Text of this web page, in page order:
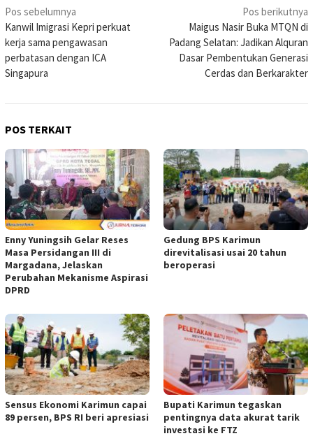
Navigasi
pos
Pos sebelumnya
Kanwil Imigrasi Kepri perkuat
kerja sama pengawasan
perbatasan dengan ICA
Singapura
Pos berikutnya
Maigus Nasir Buka MTQN di
Padang Selatan: Jadikan Alquran
Dasar Pembentukan Generasi
Cerdas dan Berkarakter
POS TERKAIT
Enny Yuningsih Gelar Reses
Masa Persidangan III di
Margadana, Jelaskan
Perubahan Mekanisme Aspirasi
DPRD
Gedung BPS Karimun
direvitalisasi usai 20 tahun
beroperasi
Sensus Ekonomi Karimun capai
89 persen, BPS RI beri apresiasi
Bupati Karimun tegaskan
pentingnya data akurat tarik
investasi ke FTZ